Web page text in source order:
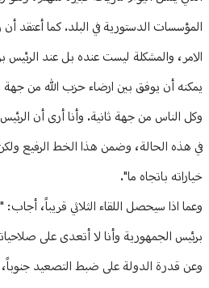
المؤسسات الدستورية في البلد. كما أعتقد أن
الامر، والمشكلة ليست عنده بل عند
يمكنه أن يوفق بين ارضاء حزب الله من
وكل الناس من جهة ثانية. وأنا أرى أن
في هذه الحالة، وضمن هذا الخط الرفيع
خياراته باتجاه ما".
وعما اذا سيحصل اللقاء الثلاثي قريباً،
برئيس الجمهورية وأنا لا أتعدى على
وعن قدرة الدولة على ضبط التصعيد جنوباً،